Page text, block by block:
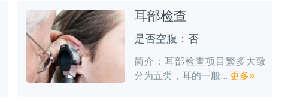
耳部检查
是否空腹：否
简介：耳部检查项目繁多大致
分为五类，耳的一般... 更多»